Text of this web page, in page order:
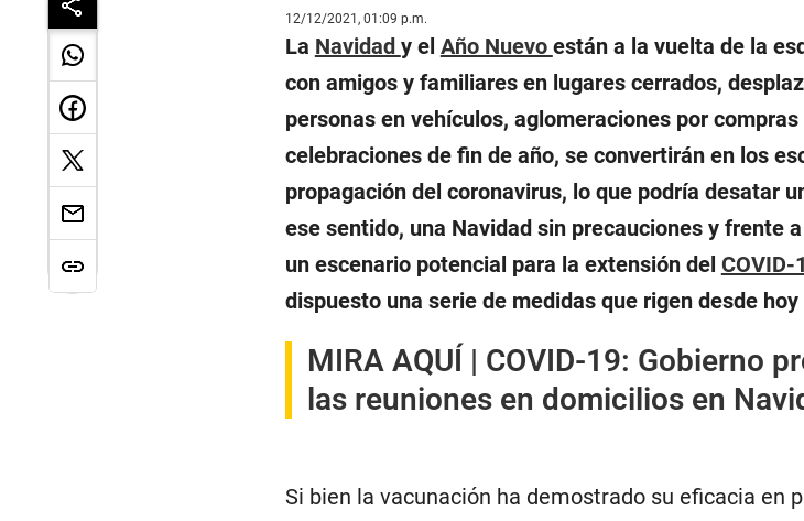
12/12/2021, 01:09 p.m.
La Navidad y el Año Nuevo están a la vuelta de la
con amigos y familiares en lugares cerrados,
personas en vehículos, aglomeraciones por
celebraciones de fin de año, se convertirán en los
propagación del coronavirus, lo que podría desatar
ese sentido, una Navidad sin precauciones y frente
un escenario potencial para la extensión del COVID-
dispuesto una serie de medidas que rigen desde
MIRA AQUÍ | COVID-19: Gobierno
las reuniones en domicilios en
Si bien la vacunación ha demostrado su eficacia en